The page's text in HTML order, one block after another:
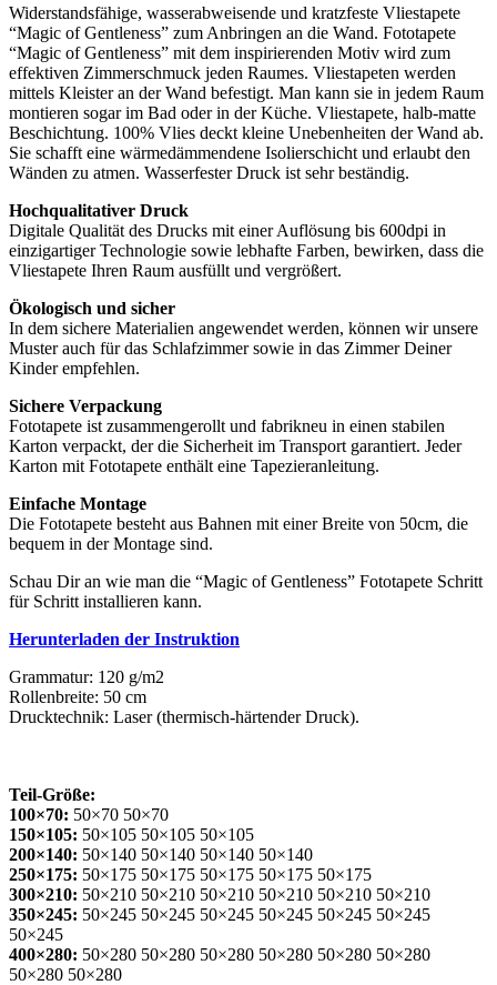
Widerstandsfähige, wasserabweisende und kratzfeste Vliestapete
“Magic of Gentleness” zum Anbringen an die Wand. Fototapete
“Magic of Gentleness” mit dem inspirierenden Motiv wird zum
effektiven Zimmerschmuck jeden Raumes. Vliestapeten werden
mittels Kleister an der Wand befestigt. Man kann sie in jedem Raum
montieren sogar im Bad oder in der Küche. Vliestapete, halb-matte
Beschichtung. 100% Vlies deckt kleine Unebenheiten der Wand ab.
Sie schafft eine wärmedämmendene Isolierschicht und erlaubt den
Wänden zu atmen. Wasserfester Druck ist sehr beständig.
Hochqualitativer Druck
Digitale Qualität des Drucks mit einer Auflösung bis 600dpi in
einzigartiger Technologie sowie lebhafte Farben, bewirken, dass die
Vliestapete Ihren Raum ausfüllt und vergrößert.
Ökologisch und sicher
In dem sichere Materialien angewendet werden, können wir unsere
Muster auch für das Schlafzimmer sowie in das Zimmer Deiner
Kinder empfehlen.
Sichere Verpackung
Fototapete ist zusammengerollt und fabrikneu in einen stabilen
Karton verpackt, der die Sicherheit im Transport garantiert. Jeder
Karton mit Fototapete enthält eine Tapezieranleitung.
Einfache Montage
Die Fototapete besteht aus Bahnen mit einer Breite von 50cm, die
bequem in der Montage sind.
Schau Dir an wie man die “Magic of Gentleness” Fototapete Schritt
für Schritt installieren kann.
Herunterladen der Instruktion
Grammatur: 120 g/m2
Rollenbreite: 50 cm
Drucktechnik: Laser (thermisch-härtender Druck).
Teil-Größe:
100×70: 50×70 50×70
150×105: 50×105 50×105 50×105
200×140: 50×140 50×140 50×140 50×140
250×175: 50×175 50×175 50×175 50×175 50×175
300×210: 50×210 50×210 50×210 50×210 50×210 50×210
350×245: 50×245 50×245 50×245 50×245 50×245 50×245
50×245
400×280: 50×280 50×280 50×280 50×280 50×280 50×280
50×280 50×280